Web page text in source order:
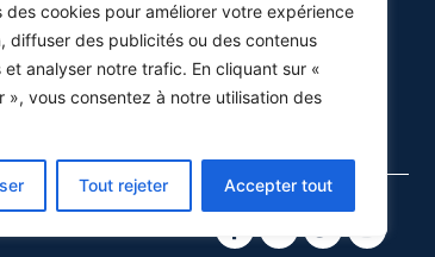
des cookies pour améliorer votre expérience
diffuser des publicités ou des contenus
et analyser notre trafic. En cliquant sur «
», vous consentez à notre utilisation des
Tout rejeter Accepter tout
Prendre rendez-vous
Carrières
Politique de confidentialité